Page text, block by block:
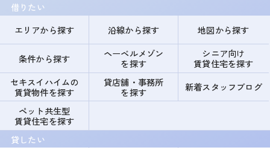
借りたい
エリアから探す
沿線から探す 地図から探す
条件から探す
ヘーベルメゾン
を探す
シニア向け
賃貸住宅を探す
セキスイハイムの
賃貸物件を探す
貸店舗・事務所
を探す
新着スタッフブログ
ペット共生型
賃貸住宅を探す
貸したい